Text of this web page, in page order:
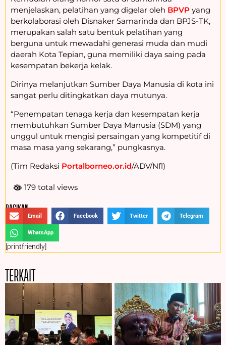
menjelaskan, pelatihan yang digelar oleh BPVP yang
berkolaborasi oleh Disnaker Samarinda dan BPJS-TK,
merupakan salah satu bentuk pelatihan yang
berguna untuk mewadahi generasi muda dan mudi
daerah Kota Tepian, guna memiliki daya saing pada
kesempatan bekerja kelak.
Dirinya melanjutkan Sumber Daya Manusia di kota ini
sangat perlu ditingkatkan daya mutunya.
“Penempatan tenaga kerja dan kesempatan kerja
membutuhkan Sumber Daya Manusia (SDM) yang
unggul untuk mengisi persaingan yang kompetitif di
masa masa yang sekarang,” pungkasnya.
(Tim Redaksi Portalborneo.or.id/ADV/Nfl)
179 total views
BAGIKAN :
Email Facebook Twitter Telegram
WhatsApp
[printfriendly]
TERKAIT